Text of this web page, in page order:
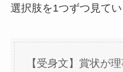
選択肢を1つずつ見てい
【受身文】賞状が